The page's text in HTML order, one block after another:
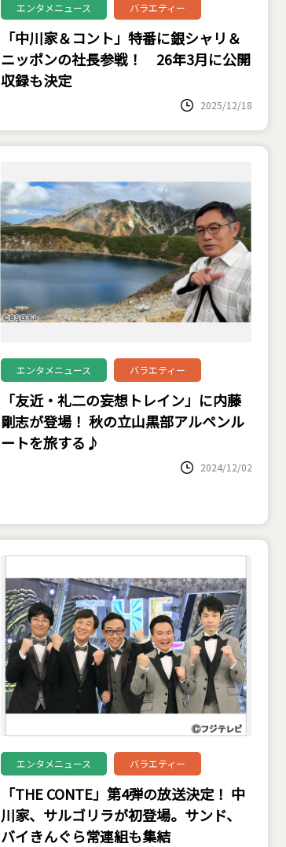
エンタメニュース バラエティー
「中川家＆コント」特番に銀シャリ＆
ニッポンの社長参戦！ 26年3月に公開
収録も決定
2025/12/18
エンタメニュース バラエティー
「友近・礼二の妄想トレイン」に内藤
剛志が登場！ 秋の立山黒部アルペンル
ートを旅する♪
2024/12/02
エンタメニュース バラエティー
「THE CONTE」第4弾の放送決定！ 中
川家、サルゴリラが初登場。サンド、
バイきんぐら常連組も集結